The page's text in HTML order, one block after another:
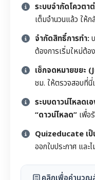
ระบบจำกัดโควตา
เต็มจำนวนแล้ว ให้
จำกัดสิทธิ์การทำ:
ต้องการเริ่มใหม่ต้อ
เช็กจดหมายขยะ
ชม. ให้ตรวจสอบที่นี่
ระบบดาวน์โหลดเ
“ดาวน์โหลด” เพื่อ
Quizeducate เ
ออกใบประกาศ และ